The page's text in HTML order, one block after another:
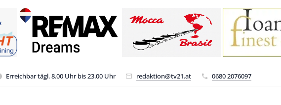
Erreichbar tägl. 8.00 Uhr bis 23.00 Uhr redaktion@tv21.at 0680 2076097